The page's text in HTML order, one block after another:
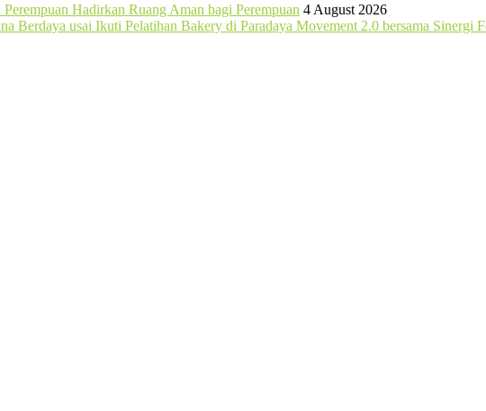
Hadirkan Ruang Aman bagi Perempuan 4 August 2026
Berdaya usai Ikuti Pelatihan Bakery di Paradaya Movement 2.0 bersama Sinergi